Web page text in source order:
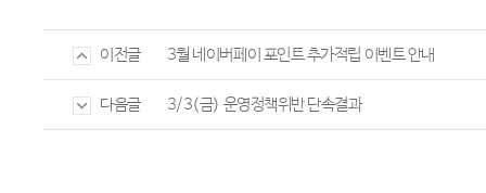
이전글 3월 네이버페이 포인트 추가적립 이벤트 안내
다음글 3/3(금) 운영정책위반 단속결과